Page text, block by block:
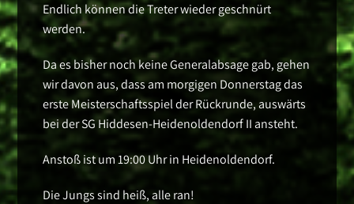
Endlich können die Treter wieder geschnürt
werden.
Da es bisher noch keine Generalabsage gab, gehen
wir davon aus, dass am morgigen Donnerstag das
erste Meisterschaftsspiel der Rückrunde, auswärts
bei der SG Hiddesen-Heidenoldendorf II ansteht.
Anstoß ist um 19:00 Uhr in Heidenoldendorf.
Die Jungs sind heiß, alle ran!